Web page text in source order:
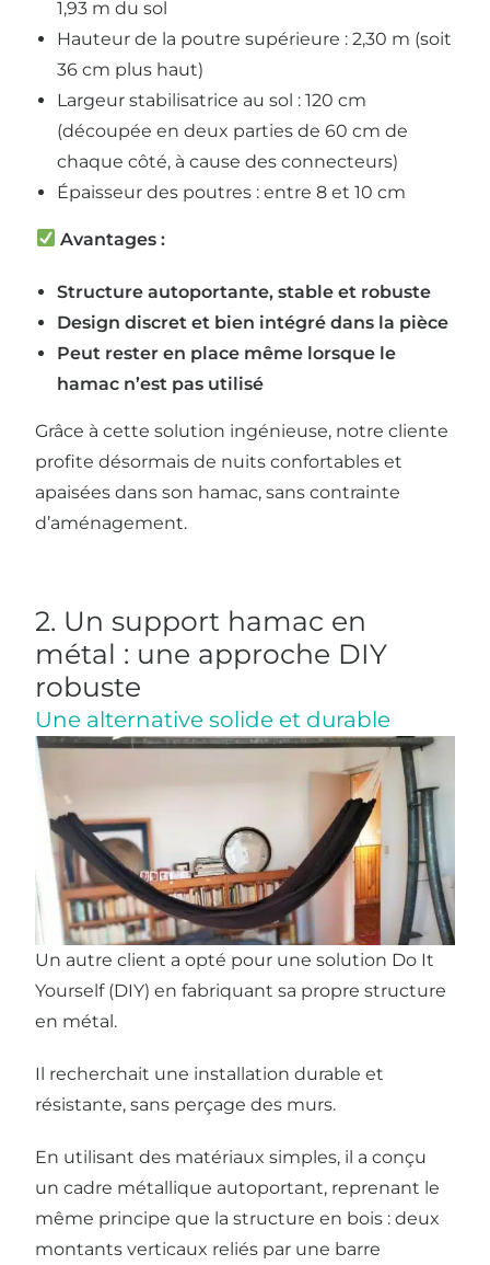
1,93 m du sol
Hauteur de la poutre supérieure : 2,30 m (soit
36 cm plus haut)
Largeur stabilisatrice au sol : 120 cm
(découpée en deux parties de 60 cm de
chaque côté, à cause des connecteurs)
Épaisseur des poutres : entre 8 et 10 cm
Avantages :
Structure autoportante, stable et robuste
Design discret et bien intégré dans la pièce
Peut rester en place même lorsque le
hamac n’est pas utilisé
Grâce à cette solution ingénieuse, notre cliente
profite désormais de nuits confortables et
apaisées dans son hamac, sans contrainte
d’aménagement.
2. Un support hamac en
métal : une approche DIY
robuste
Une alternative solide et durable
Un autre client a opté pour une solution Do It
Yourself (DIY) en fabriquant sa propre structure
en métal.
Il recherchait une installation durable et
résistante, sans perçage des murs.
En utilisant des matériaux simples, il a conçu
un cadre métallique autoportant, reprenant le
même principe que la structure en bois : deux
montants verticaux reliés par une barre